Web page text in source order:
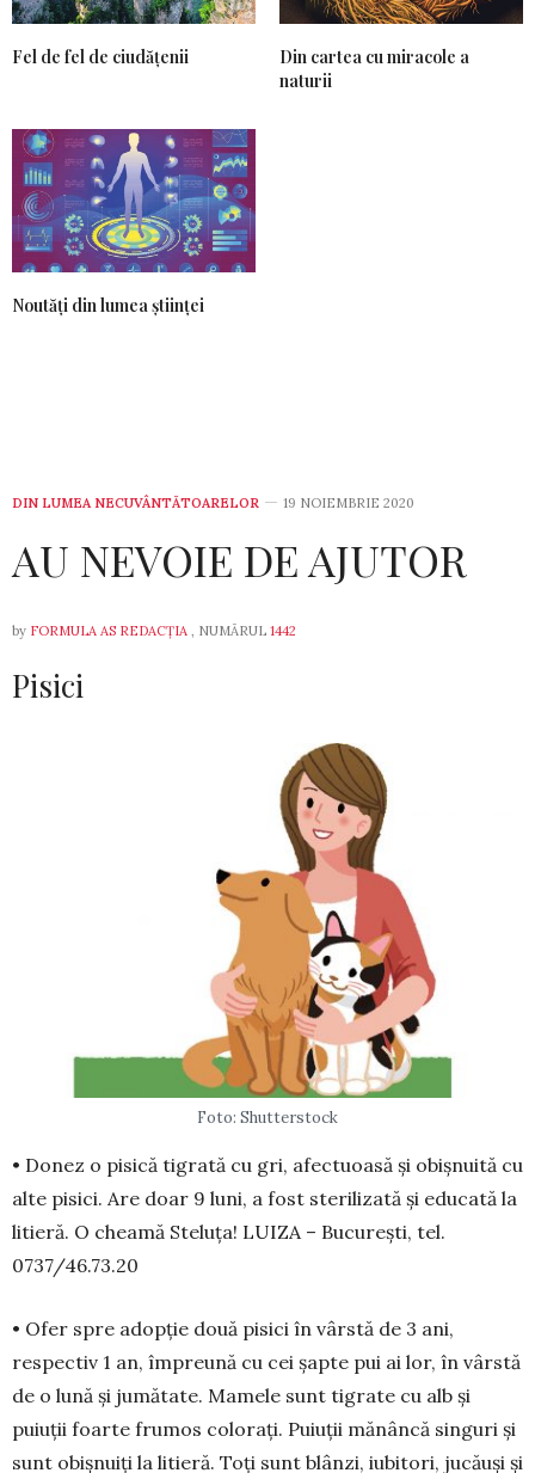
Fel de fel de ciudățenii
Din cartea cu miracole a
naturii
Noutăți din lumea științei
DIN LUMEA NECUVÂNTĂTOARELOR 19 NOIEMBRIE 2020
AU NEVOIE DE AJUTOR
by FORMULA AS REDACȚIA , NUMĂRUL 1442
Pisici
Foto: Shutterstock
• Donez o pisică tigrată cu gri, afectuoasă și obișnuită cu
alte pisici. Are doar 9 luni, a fost sterilizată și educată la
litieră. O cheamă Steluța! LUIZA – București, tel.
0737/46.73.20
• Ofer spre adopție două pisici în vârstă de 3 ani,
respectiv 1 an, împreună cu cei șapte pui ai lor, în vârstă
de o lună și jumătate. Mamele sunt ti­grate cu alb și
puiuții foarte frumos co­lorați. Pu­iu­ții mănâncă singuri și
sunt obișnuiți la litieră. Toți sunt blânzi, iubitori, jucăuși și